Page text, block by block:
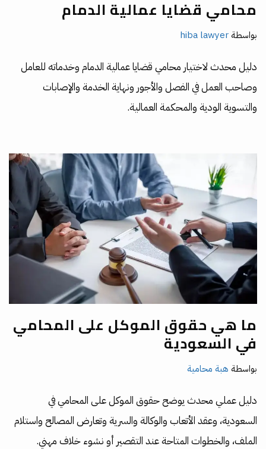
محامي قضايا عمالية الدمام
بواسطة hiba lawyer
دليل محدث لاختيار محامي قضايا عمالية الدمام وخدماته للعامل
وصاحب العمل في الفصل والأجور ونهاية الخدمة والإصابات
والتسوية الودية والمحكمة العمالية.
ما هي حقوق الموكل على المحامي
في السعودية
بواسطة هبة محامية
دليل عملي محدث يوضح حقوق الموكل على المحامي في
السعودية، وعقد الأتعاب والوكالة والسرية وتعارض المصالح واستلام
الملف، والخطوات المتاحة عند التقصير أو نشوء خلاف مهني.